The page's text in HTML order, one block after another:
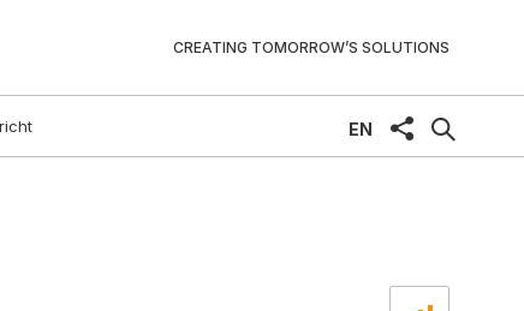
CREATING TOMORROW’S SOLUTIONS
EN share